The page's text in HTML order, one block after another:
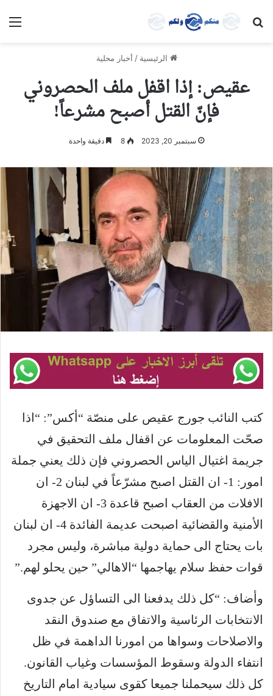
بحث عن
الرئيسية / أخبار محلية
عقيص: إذا اقفل ملف الحصروني
فإنّ القتل أصبح مشرعاً!
سبتمبر 20, 2023 8 دقيقة واحدة
كتب النائب جورج عقيص على منصّة “أكس”: “اذا
صحّت المعلومات عن اقفال ملف التحقيق في
جريمة اغتيال الياس الحصروني فإن ذلك يعني جملة
امور: 1- ان القتل اصبح مشرّعاً في لبنان 2- ان
الافلات من العقاب اصبح قاعدة 3- ان الاجهزة
الأمنية والقضائية اصبحت عديمة الفائدة 4- ان لبنان
بات يحتاج الى حماية دولية مباشرة، وليس مجرد
قوات حفظ سلام يهاجمها “الاهالي” حين يحلو لهم.”
وأضاف: “كل ذلك يدفعنا الى التساؤل عن جدوى
الانتخابات الرئاسية والاتفاق مع صندوق النقد
والاصلاحات وسواها من امورنا الداهمة في ظل
انتفاء الدولة وسقوط المؤسسات وغياب القانون.
كل ذلك سيحملنا جميعا كقوى سيادية امام التاريخ